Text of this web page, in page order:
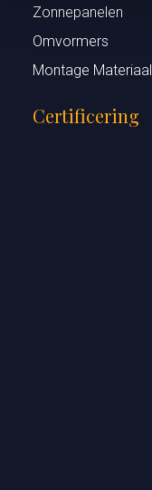
Zonnepanelen
Omvormers
Montage Materiaal
Certificering